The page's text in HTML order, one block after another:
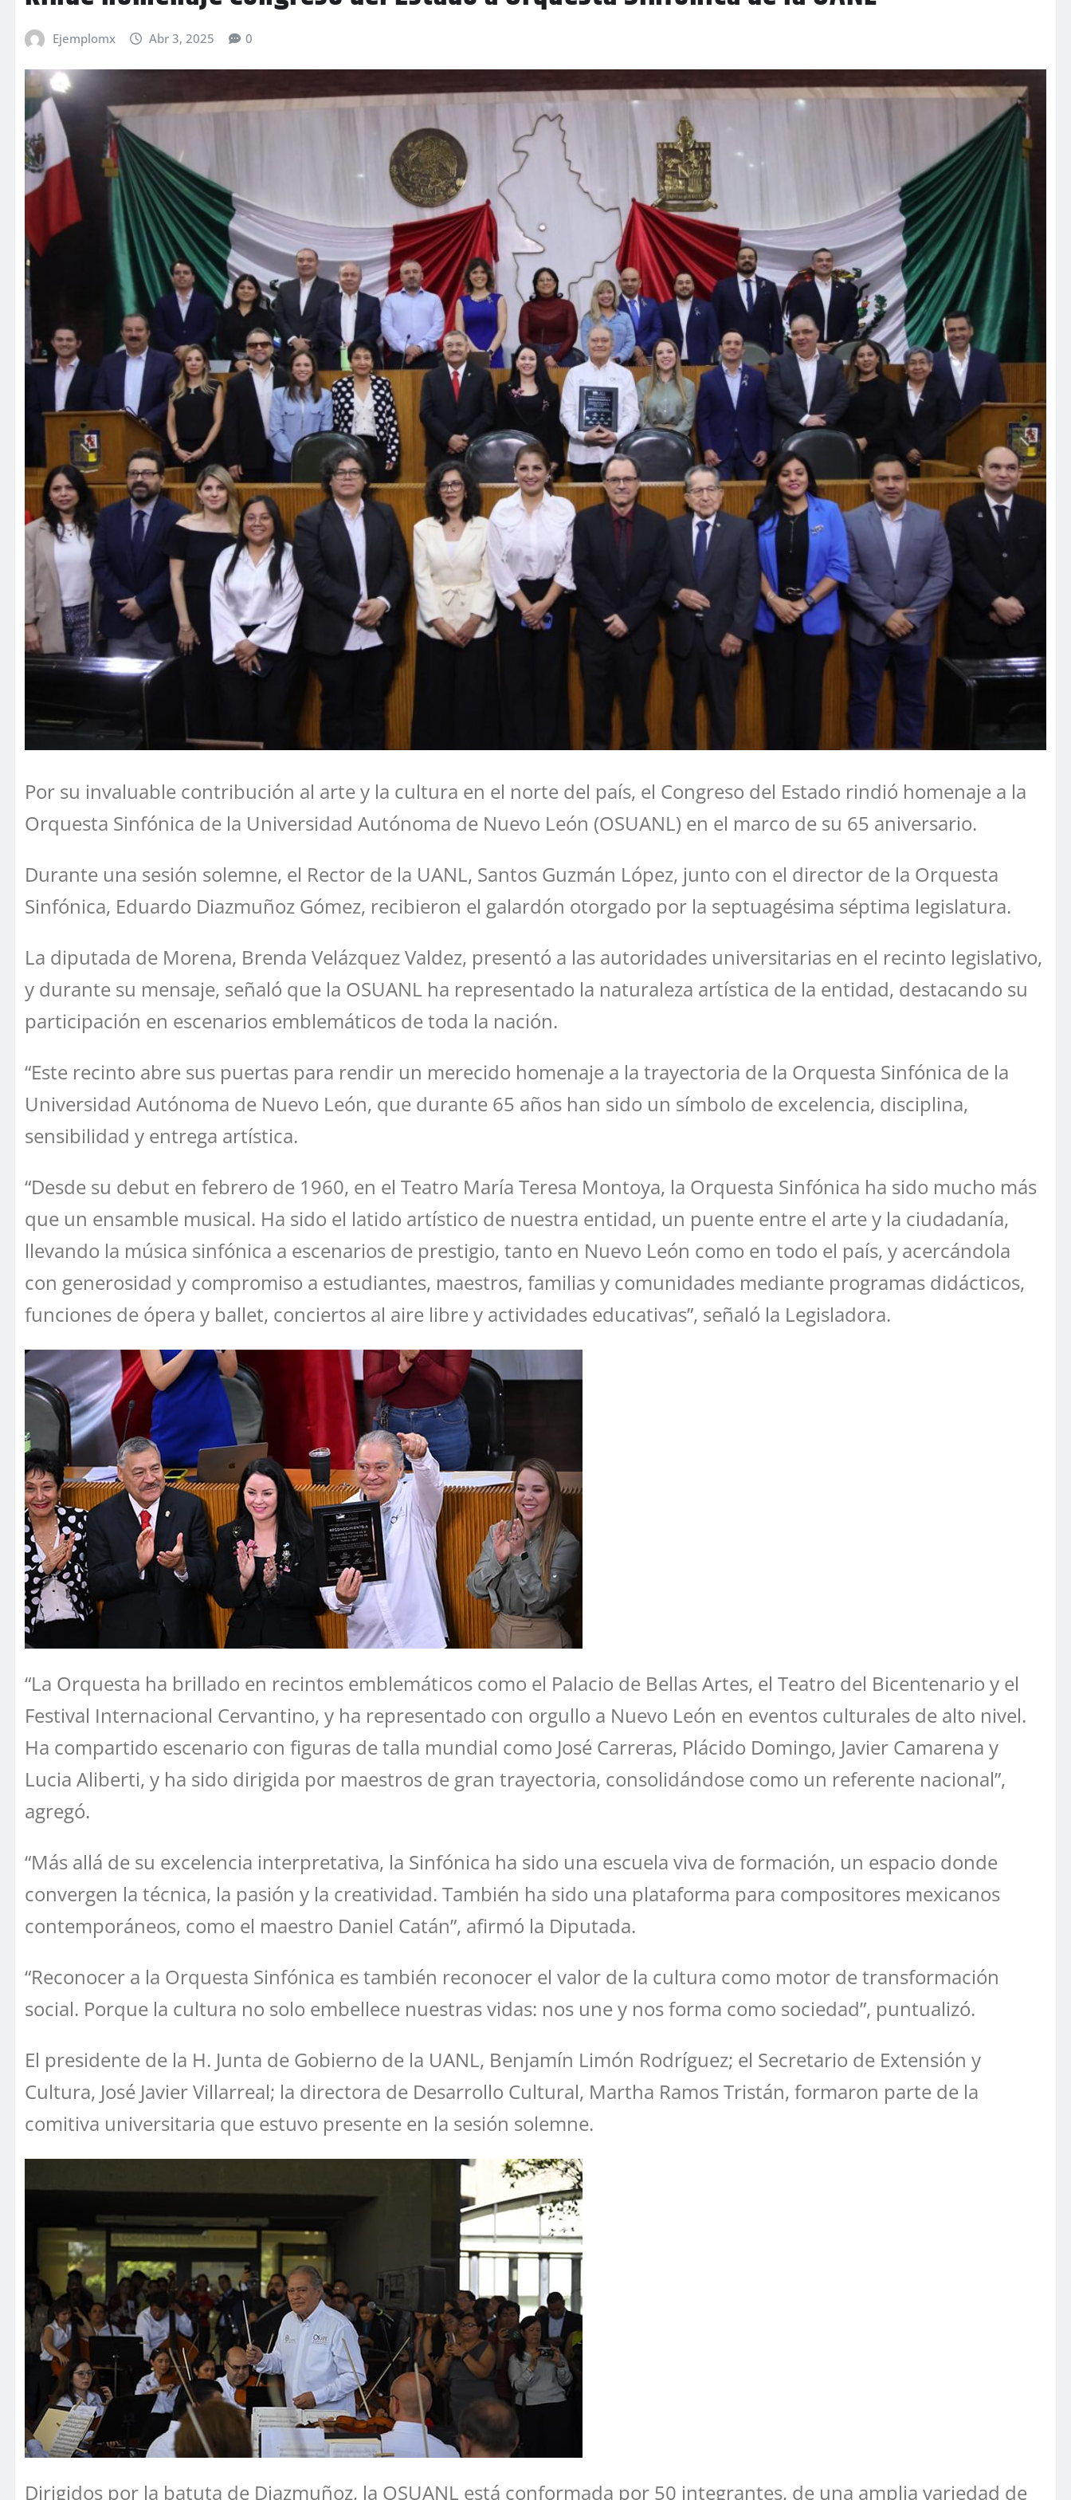
Ejemplomx Abr 3, 2025 0
Por su invaluable contribución al arte y la cultura en el norte del país, el Congreso del Estado rindió homenaje a la
Orquesta Sinfónica de la Universidad Autónoma de Nuevo León (OSUANL) en el marco de su 65 aniversario.
Durante una sesión solemne, el Rector de la UANL, Santos Guzmán López, junto con el director de la Orquesta
Sinfónica, Eduardo Diazmuñoz Gómez, recibieron el galardón otorgado por la septuagésima séptima legislatura.
La diputada de Morena, Brenda Velázquez Valdez, presentó a las autoridades universitarias en el recinto legislativo,
y durante su mensaje, señaló que la OSUANL ha representado la naturaleza artística de la entidad, destacando su
participación en escenarios emblemáticos de toda la nación.
“Este recinto abre sus puertas para rendir un merecido homenaje a la trayectoria de la Orquesta Sinfónica de la
Universidad Autónoma de Nuevo León, que durante 65 años han sido un símbolo de excelencia, disciplina,
sensibilidad y entrega artística.
“Desde su debut en febrero de 1960, en el Teatro María Teresa Montoya, la Orquesta Sinfónica ha sido mucho más
que un ensamble musical. Ha sido el latido artístico de nuestra entidad, un puente entre el arte y la ciudadanía,
llevando la música sinfónica a escenarios de prestigio, tanto en Nuevo León como en todo el país, y acercándola
con generosidad y compromiso a estudiantes, maestros, familias y comunidades mediante programas didácticos,
funciones de ópera y ballet, conciertos al aire libre y actividades educativas”, señaló la Legisladora.
“La Orquesta ha brillado en recintos emblemáticos como el Palacio de Bellas Artes, el Teatro del Bicentenario y el
Festival Internacional Cervantino, y ha representado con orgullo a Nuevo León en eventos culturales de alto nivel.
Ha compartido escenario con figuras de talla mundial como José Carreras, Plácido Domingo, Javier Camarena y
Lucia Aliberti, y ha sido dirigida por maestros de gran trayectoria, consolidándose como un referente nacional”,
agregó.
“Más allá de su excelencia interpretativa, la Sinfónica ha sido una escuela viva de formación, un espacio donde
convergen la técnica, la pasión y la creatividad. También ha sido una plataforma para compositores mexicanos
contemporáneos, como el maestro Daniel Catán”, afirmó la Diputada.
“Reconocer a la Orquesta Sinfónica es también reconocer el valor de la cultura como motor de transformación
social. Porque la cultura no solo embellece nuestras vidas: nos une y nos forma como sociedad”, puntualizó.
El presidente de la H. Junta de Gobierno de la UANL, Benjamín Limón Rodríguez; el Secretario de Extensión y
Cultura, José Javier Villarreal; la directora de Desarrollo Cultural, Martha Ramos Tristán, formaron parte de la
comitiva universitaria que estuvo presente en la sesión solemne.
Dirigidos por la batuta de Diazmuñoz, la OSUANL está conformada por 50 integrantes, de una amplia variedad de